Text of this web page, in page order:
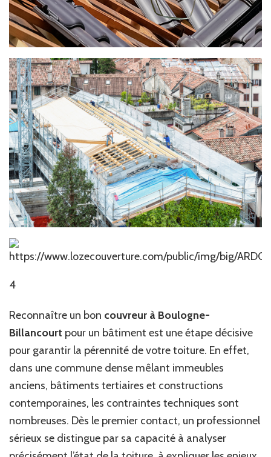
4
Reconnaître un bon couvreur à Boulogne-
Billancourt pour un bâtiment est une étape décisive
pour garantir la pérennité de votre toiture. En effet,
dans une commune dense mêlant immeubles
anciens, bâtiments tertiaires et constructions
contemporaines, les contraintes techniques sont
nombreuses. Dès le premier contact, un professionnel
sérieux se distingue par sa capacité à analyser